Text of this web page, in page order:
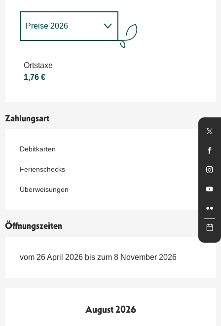
Preise 2026
Ortstaxe
1,76 €
Zahlungsart
Debitkarten
Ferienschecks
Überweisungen
Öffnungszeiten
vom 26 April 2026 bis zum 8 November 2026
August 2026